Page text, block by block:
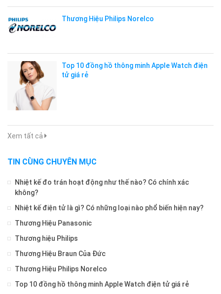
Thương Hiệu Philips Norelco
Top 10 đồng hồ thông minh Apple Watch điện
tử giá rẻ
Xem tất cả
TIN CÙNG CHUYÊN MỤC
Nhiệt kế đo trán hoạt động như thế nào? Có chính xác
không?
Nhiệt kế điện tử là gì? Có những loại nào phổ biến hiện nay?
Thương Hiệu Panasonic
Thương hiệu Philips
Thương Hiệu Braun Của Đức
Thương Hiệu Philips Norelco
Top 10 đồng hồ thông minh Apple Watch điện tử giá rẻ